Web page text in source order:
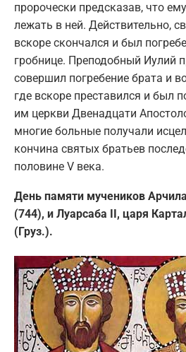
пророчески предсказав, что
лежать в ней. Действительно,
вскоре скончался и был
гробнице. Преподобный Иулий
совершил погребение брата и
где вскоре преставился и был
им церкви Двенадцати
многие больные получали
кончина святых братьев
половине V века.
День памяти мучеников
(744), и Луарсаба II, царя
(Груз.).